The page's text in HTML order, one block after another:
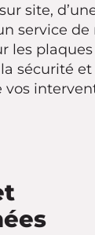
site,
service
les
sécurité et
vos